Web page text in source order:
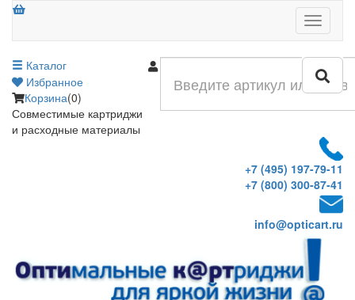
Меню
Каталог
Избранное
Корзина(0)
Совместимые картриджи
и расходные материалы
+7 (495) 197-79-11
+7 (800) 300-87-41
info@opticart.ru